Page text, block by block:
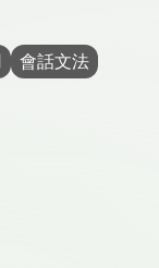
會話文法